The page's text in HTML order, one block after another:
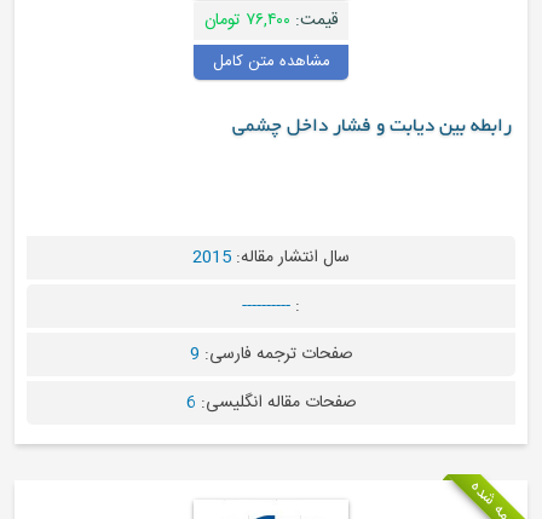
۷۶,۴۰۰ تومان
مشاهده متن کامل
دیابت و فشار داخل چشمی
سال انتشار مقاله:2015
صفحات ترجمه فارسی:9
صفحات مقاله انگلیسی:6